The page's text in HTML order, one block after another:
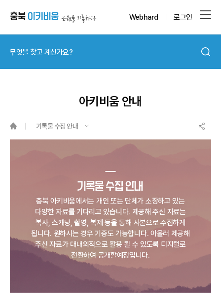
Webhard 로그인
아키비움 안내
기록물 수집 안내
충북 아키비움에서는 개인 또는 단체가 소장하고 있는
다양한 자료를 기다리고 있습니다. 제공해 주신 자료는
복사, 스캐닝, 촬영, 복제 등을 통해 사본으로 수집하게
됩니다. 원하시는 경우 기증도 가능합니다. 아울러 제공해
주신 자료가 대내외적으로 활용 될 수 있도록 디지털로
전환하여 공개할예정입니다.